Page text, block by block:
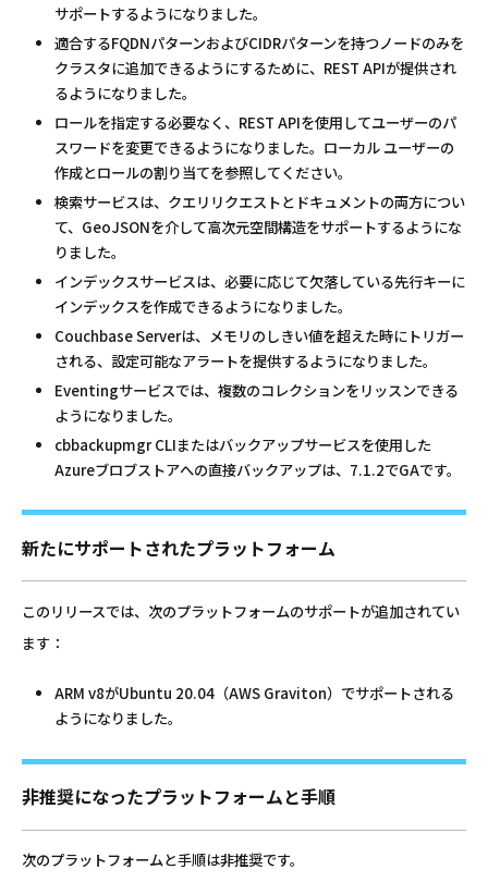
サポートするようになりました。
適合するFQDNパターンおよびCIDRパターンを持つノードのみを
クラスタに追加できるようにするために、REST APIが提供され
るようになりました。
ロールを指定する必要なく、REST APIを使用してユーザーのパ
スワードを変更できるようになりました。ローカル ユーザーの
作成とロールの割り当てを参照してください。
検索サービスは、クエリリクエストとドキュメントの両方につい
て、GeoJSONを介して高次元空間構造をサポートするようにな
りました。
インデックスサービスは、必要に応じて欠落している先行キーに
インデックスを作成できるようになりました。
Couchbase Serverは、メモリのしきい値を超えた時にトリガー
される、設定可能なアラートを提供するようになりました。
Eventingサービスでは、複数のコレクションをリッスンできる
ようになりました。
cbbackupmgr CLIまたはバックアップサービスを使用した
Azureブロブストアへの直接バックアップは、7.1.2でGAです。
新たにサポートされたプラットフォーム
このリリースでは、次のプラットフォームのサポートが追加されてい
ます：
ARM v8がUbuntu 20.04（AWS Graviton）でサポートされる
ようになりました。
非推奨になったプラットフォームと手順
次のプラットフォームと手順は非推奨です。